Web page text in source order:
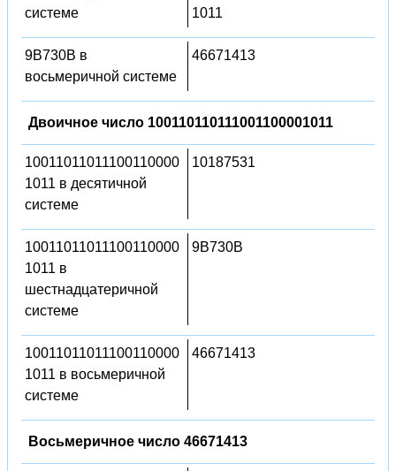
системе
1011
9B730B в
восьмеричной системе
46671413
Двоичное число 100110110111001100001011
10011011011100110000
1011 в десятичной
системе
10187531
10011011011100110000
1011 в
шестнадцатеричной
системе
9B730B
10011011011100110000
1011 в восьмеричной
системе
46671413
Восьмеричное число 46671413